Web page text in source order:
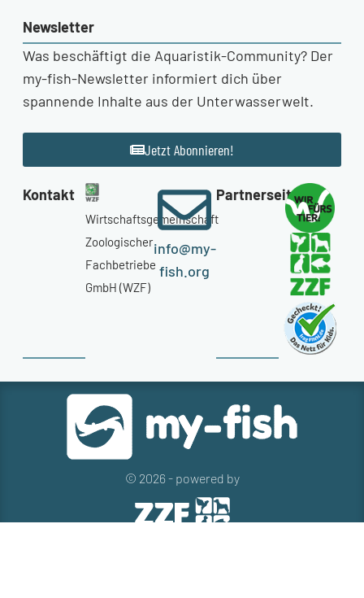
Newsletter
Was beschäftigt die Aquaristik-Community? Der
my-fish-Newsletter informiert dich über
spannende Inhalte aus der Unterwasserwelt.
Jetzt Abonnieren!
Kontakt
Wirtschaftsgemeinschaft
Zoologischer
Fachbetriebe
GmbH (WZF)
info@my-
fish.org
Partnerseiten
© 2026 - powered by